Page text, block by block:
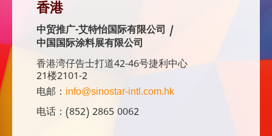
香港
中贸推广-艾特怡国际有限公司 /
中国国际涂料展有限公司
香港湾仔告士打道42-46号捷利中心
21楼2101-2
电邮： info@sinostar-intl.com.hk
电话：(852) 2865 0062